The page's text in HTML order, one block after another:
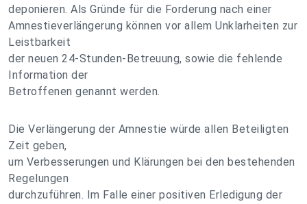
deponieren. Als Gründe für die Forderung nach einer
Amnestieverlängerung können vor allem Unklarheiten zur
Leistbarkeit
der neuen 24-Stunden-Betreuung, sowie die fehlende
Information der
Betroffenen genannt werden.
Die Verlängerung der Amnestie würde allen Beteiligten
Zeit geben,
um Verbesserungen und Klärungen bei den bestehenden
Regelungen
durchzuführen. Im Falle einer positiven Erledigung der